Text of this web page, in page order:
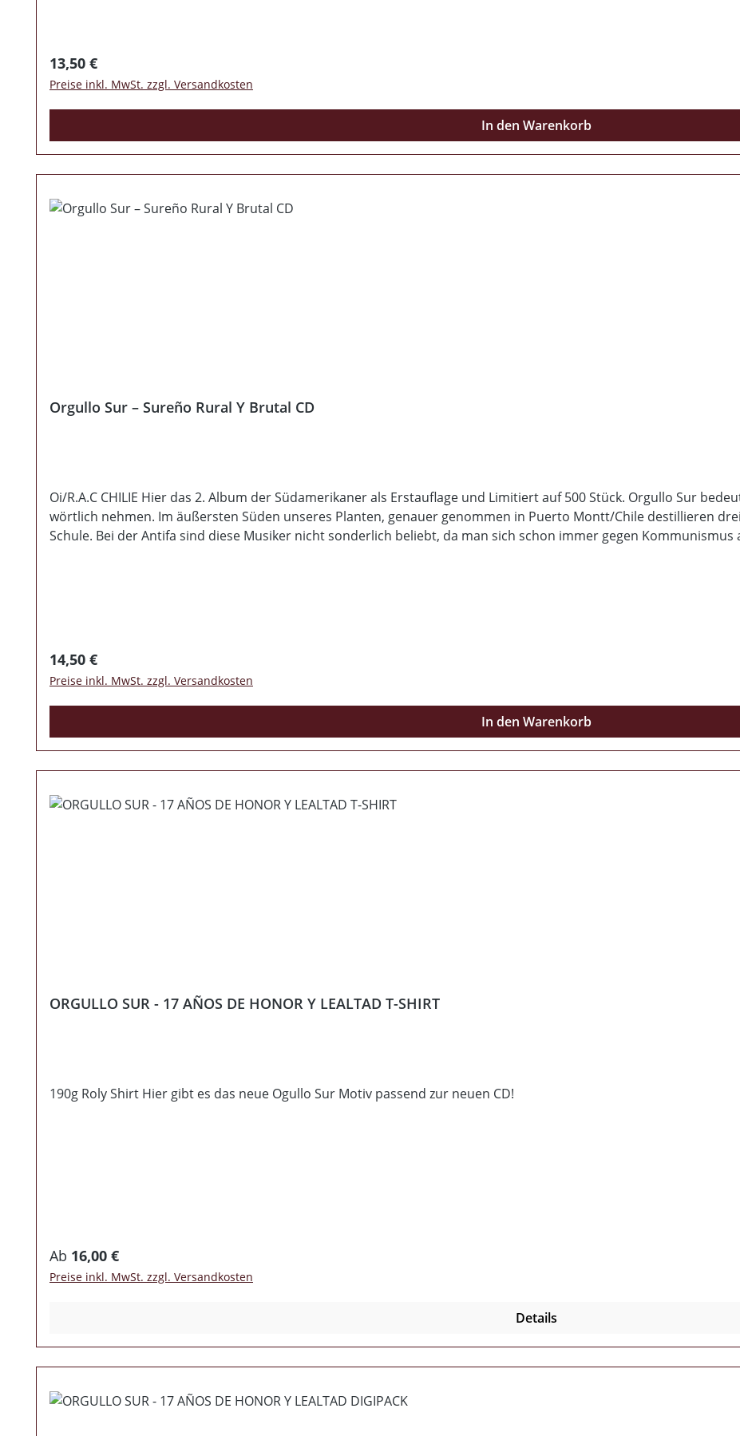
Regulärer Preis:
13,50 €
Preise inkl. MwSt. zzgl. Versandkosten
In den Warenkorb
Orgullo Sur – Sureño Rural Y Brutal CD
Oi/R.A.C CHILIE Hier das 2. Album der Südamerikaner als Erstauflage und Limitiert auf 500 Stück. Orgullo Sur
wörtlich nehmen. Im äußersten Süden unseres Planten, genauer genommen in Puerto Montt/Chile destillieren
Schule. Bei der Antifa sind diese Musiker nicht sonderlich beliebt, da man sich schon immer gegen
Regulärer Preis:
14,50 €
Preise inkl. MwSt. zzgl. Versandkosten
In den Warenkorb
ORGULLO SUR - 17 AÑOS DE HONOR Y LEALTAD T-SHIRT
190g Roly Shirt Hier gibt es das neue Ogullo Sur Motiv passend zur neuen CD!
Regulärer Preis:
Ab 16,00 €
Preise inkl. MwSt. zzgl. Versandkosten
Details